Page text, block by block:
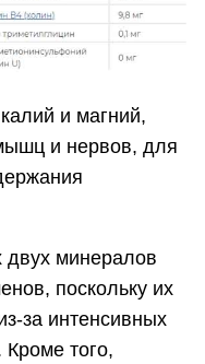
и магний,
и нервов, для
двух минералов
поскольку их
за интенсивных
Кроме того,